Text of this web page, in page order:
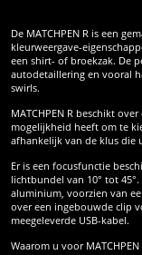
De MATCHPEN R is een
kleurweergave-
een shirt- of broekzak. De
autodetaillering en vooral
swirls.
MATCHPEN R beschikt
mogelijkheid heeft om te
afhankelijk van de klus die
Er is een focusfunctie
lichtbundel van 10° tot
aluminium, voorzien van
over een ingebouwde clip
meegeleverde USB-kabel.
Waarom u voor